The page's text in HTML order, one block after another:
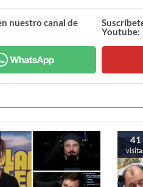
nuestro canal de
Youtube:
41